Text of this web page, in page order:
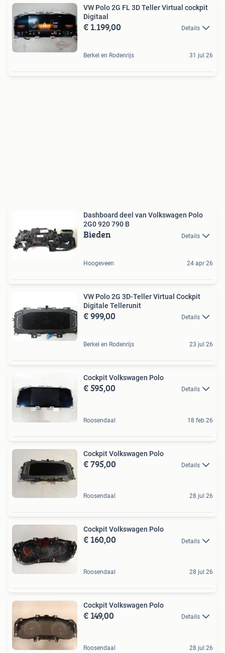
VW Polo 2G FL 3D Teller Virtual cockpit
Digitaal
€ 1.199,00 Details
Berkel en Rodenrijs 31 jul 26
Dashboard deel van Volkswagen Polo
2G0 920 790 B
Bieden Details
Hoogeveen 24 apr 26
VW Polo 2G 3D-Teller Virtual Cockpit
Digitale Tellerunit
€ 999,00 Details
Berkel en Rodenrijs 23 jul 26
Cockpit Volkswagen Polo
€ 595,00 Details
Roosendaal 18 feb 26
Cockpit Volkswagen Polo
€ 795,00 Details
Roosendaal 28 jul 26
Cockpit Volkswagen Polo
€ 160,00 Details
Roosendaal 28 jul 26
Cockpit Volkswagen Polo
€ 149,00 Details
Roosendaal 28 jul 26